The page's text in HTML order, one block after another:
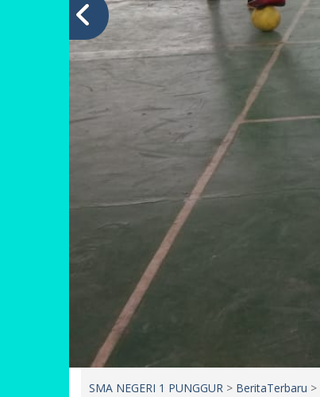
SMA NEGERI 1 PUNGGUR > BeritaTerbaru >